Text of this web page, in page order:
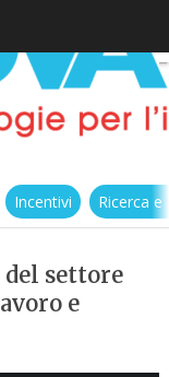
Incentivi Ricerca
del settore
e